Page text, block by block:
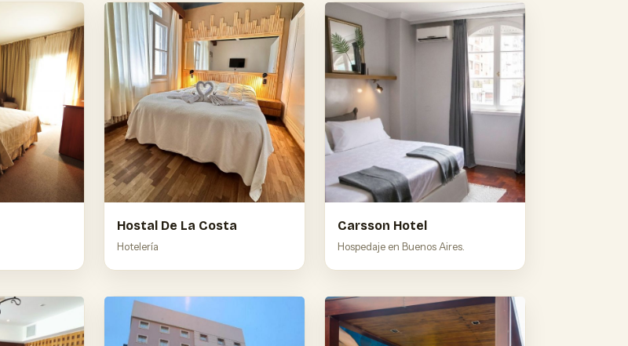
Hostal De La Costa
Hotelería
Carsson Hotel
Hospedaje en Buenos Aires.